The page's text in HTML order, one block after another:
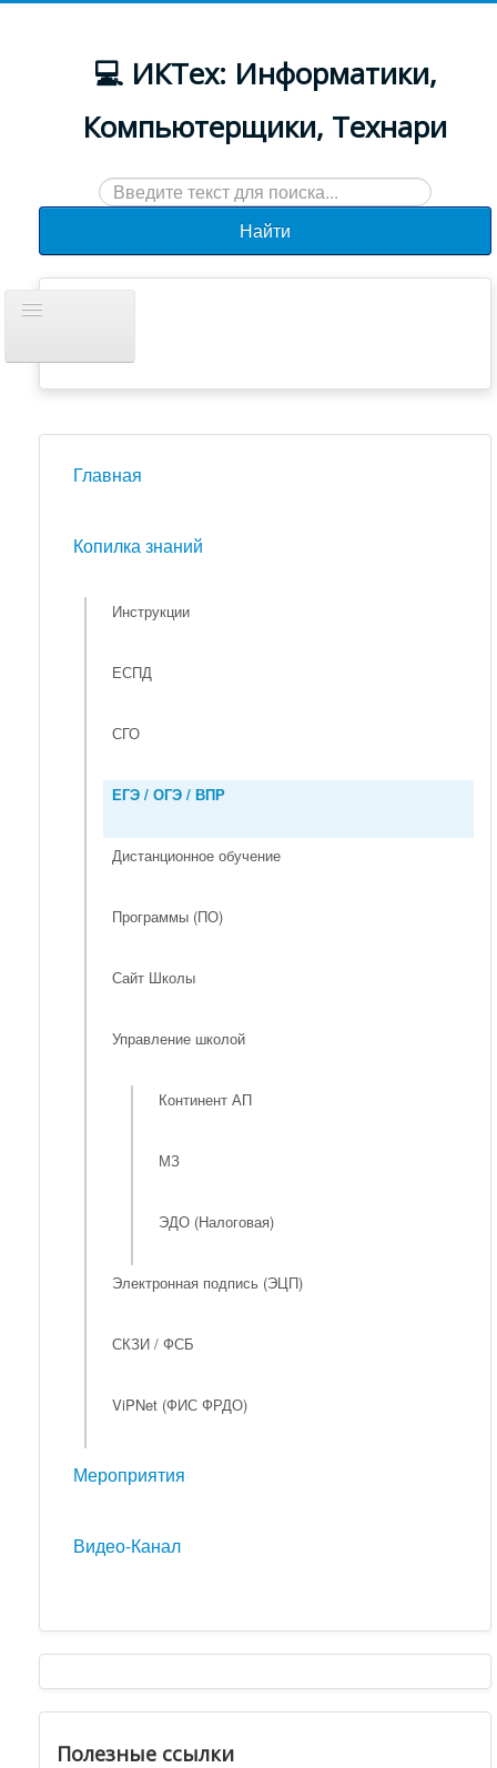
💻 ИКТех: Информатики,
Компьютерщики, Технари
Искать...
Найти
навигацию
Новости
Главная
Копилка знаний
Инструкции
ЕСПД
СГО
ЕГЭ / ОГЭ / ВПР
Дистанционное обучение
Программы (ПО)
Сайт Школы
Управление школой
Континент АП
МЗ
ЭДО (Налоговая)
Электронная подпись (ЭЦП)
СКЗИ / ФСБ
ViPNet (ФИС ФРДО)
Мероприятия
Видео-Канал
Полезные ссылки